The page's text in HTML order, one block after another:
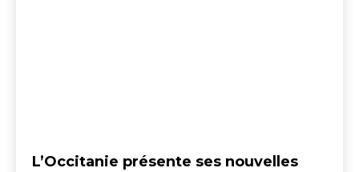
L’Occitanie présente ses nouvelles